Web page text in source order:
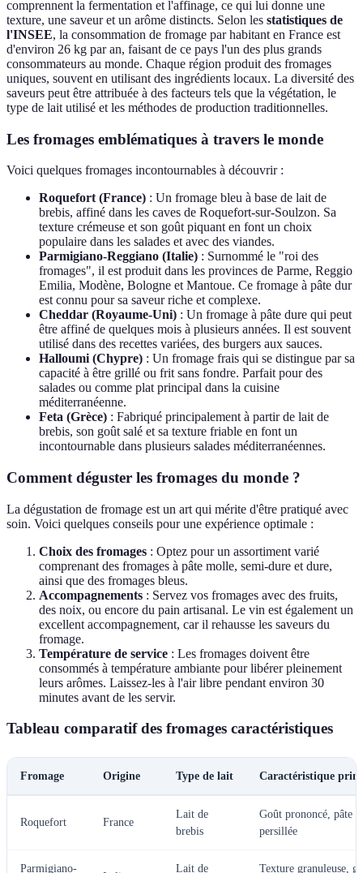
comprennent la fermentation et l'affinage, ce qui lui donne une
texture, une saveur et un arôme distincts. Selon les statistiques de
l'INSEE, la consommation de fromage par habitant en France est
d'environ 26 kg par an, faisant de ce pays l'un des plus grands
consommateurs au monde. Chaque région produit des fromages
uniques, souvent en utilisant des ingrédients locaux. La diversité des
saveurs peut être attribuée à des facteurs tels que la végétation, le
type de lait utilisé et les méthodes de production traditionnelles.
Les fromages emblématiques à travers le monde
Voici quelques fromages incontournables à découvrir :
Roquefort (France) : Un fromage bleu à base de lait de
brebis, affiné dans les caves de Roquefort-sur-Soulzon. Sa
texture crémeuse et son goût piquant en font un choix
populaire dans les salades et avec des viandes.
Parmigiano-Reggiano (Italie) : Surnommé le "roi des
fromages", il est produit dans les provinces de Parme, Reggio
Emilia, Modène, Bologne et Mantoue. Ce fromage à pâte dur
est connu pour sa saveur riche et complexe.
Cheddar (Royaume-Uni) : Un fromage à pâte dure qui peut
être affiné de quelques mois à plusieurs années. Il est souvent
utilisé dans des recettes variées, des burgers aux sauces.
Halloumi (Chypre) : Un fromage frais qui se distingue par sa
capacité à être grillé ou frit sans fondre. Parfait pour des
salades ou comme plat principal dans la cuisine
méditerranéenne.
Feta (Grèce) : Fabriqué principalement à partir de lait de
brebis, son goût salé et sa texture friable en font un
incontournable dans plusieurs salades méditerranéennes.
Comment déguster les fromages du monde ?
La dégustation de fromage est un art qui mérite d'être pratiqué avec
soin. Voici quelques conseils pour une expérience optimale :
Choix des fromages : Optez pour un assortiment varié
comprenant des fromages à pâte molle, semi-dure et dure,
ainsi que des fromages bleus.
Accompagnements : Servez vos fromages avec des fruits,
des noix, ou encore du pain artisanal. Le vin est également un
excellent accompagnement, car il rehausse les saveurs du
fromage.
Température de service : Les fromages doivent être
consommés à température ambiante pour libérer pleinement
leurs arômes. Laissez-les à l'air libre pendant environ 30
minutes avant de les servir.
Tableau comparatif des fromages caractéristiques
Fromage Origine Type de lait Caractéristique
Roquefort France
Lait de
brebis
Goût prononcé, pâte
persillée
Parmigiano- Lait de Texture granuleuse,